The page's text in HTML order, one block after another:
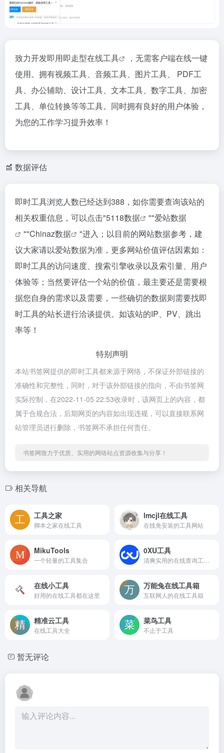
致力开发即用即走型在线工具
，无需客户端在线一键
使用。拥有视频工具、音频工具、图片工具、 PDF工
具、办公辅助、设计工具、文本工具、数字工具、加密
工具、单位转换等等工具。同时拥有良好的用户体验，
为您的工作学习提升效率！
数据评估
即时工具浏览人数已经达到388，如你需要查询该站的
相关权重信息，可以点击"5118数据 ""爱站数据
""Chinaz数据
"进入；以目前的网站数据参考，建
议大家请以爱站数据为准，更多网站价值评估因素如：
即时工具的访问速度、搜索引擎收录以及索引量、用户
体验等；当然要评估一个站的价值，最主要还是需要根
据您自身的需求以及需要，一些确切的数据则需要找即
时工具的站长进行洽谈提供。如该站的IP、PV、跳出
率等！
特别声明
本站书签网提供的即时工具都来源于网络，不保证外部链接的
准确性和完整性，同时，对于该外部链接的指向，不由书签网
实际控制，在2022-11-05 22:53收录时，该网页上的内容，都
属于合规合法，后期网页的内容如出现违规，可以直接联系网
站管理员进行删除，书签网不承担任何责任。
书签网致力于优质、实用的网络站点资源收集与分享！
相关导航
工具之家
脚本之家在线工具
lmcjl在线工具
在线免安装的工具网站
MikuTools
一个轻量的工具集合
0XU工具
在线小工具
好用的在线工具都在这里
万能兔在线工具箱
互联网人的在线工具箱
精准云工具
在线工具大全
菜鸟工具
不止于工具
暂无评论